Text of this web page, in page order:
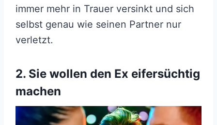
immer mehr in Trauer versinkt und sich
selbst genau wie seinen Partner nur
verletzt.
2. Sie wollen den Ex eifersüchtig
machen